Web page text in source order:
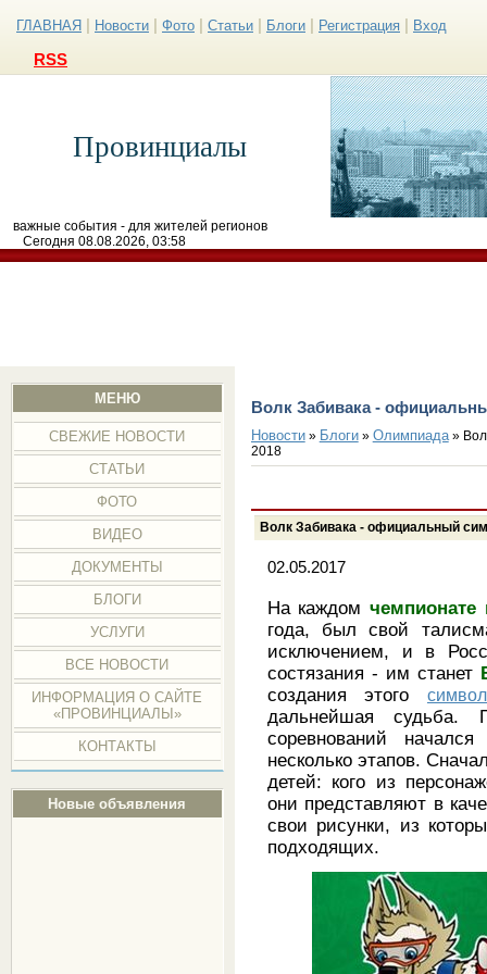
ГЛАВНАЯ Новости Фото Статьи Блоги Регистрация Вход
RSS
Провинциалы
важные события - для жителей регионов
Сегодня 08.08.2026, 03:58
МЕНЮ
СВЕЖИЕ НОВОСТИ
СТАТЬИ
ФОТО
ВИДЕО
ДОКУМЕНТЫ
БЛОГИ
УСЛУГИ
ВСЕ НОВОСТИ
ИНФОРМАЦИЯ О САЙТЕ
«ПРОВИНЦИАЛЫ»
КОНТАКТЫ
Новые объявления
Волк Забивака -
Новости» Блоги» Олимпиада»
2018
Волк Забивака - официальный
02.05.2017
На каждом
года, был свой
исключением, и в
состязания - им станет
создания этого
дальнейшая судьба.
соревнований
несколько этапов.
детей: кого из
они представляют в
свои рисунки, из
подходящих.